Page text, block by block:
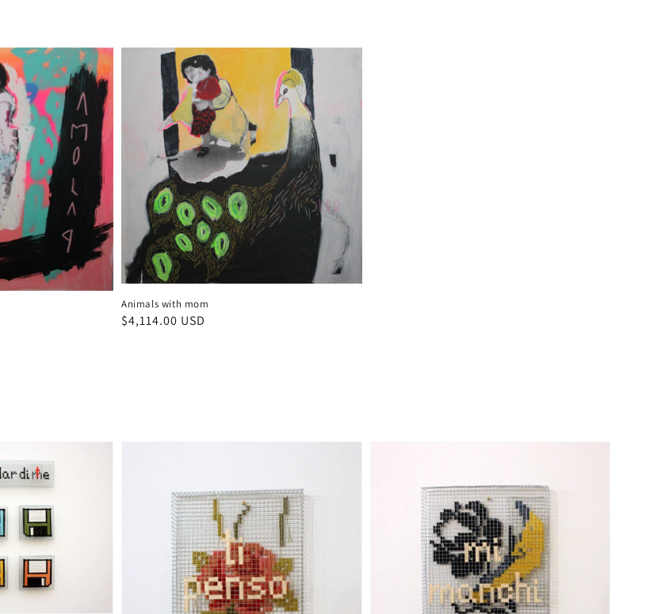
Animals with mom
Precio
$4,114.00 USD